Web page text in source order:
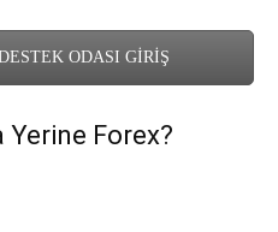
ODASI GİRİŞ
Yerine Forex?